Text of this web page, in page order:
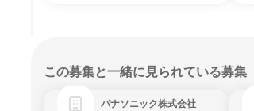
この募集と一緒に見られている募集
パナソニック株式会社